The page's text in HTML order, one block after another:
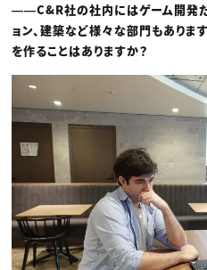
――C&R社の社内にはゲーム開発だ
ョン、建築など様々な部門もありま
を作ることはありますか？